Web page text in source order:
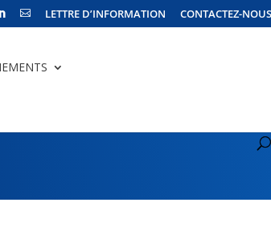
 LETTRE D’INFORMATION CONTACTEZ-NOUS